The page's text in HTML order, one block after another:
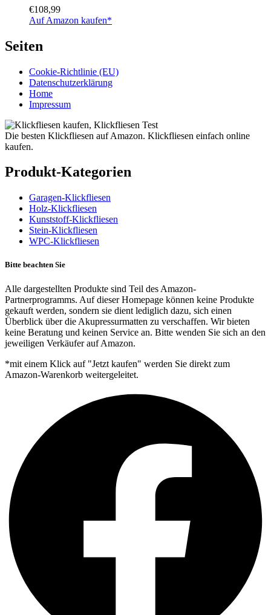
€108,99
Auf Amazon kaufen*
Seiten
Cookie-Richtlinie (EU)
Datenschutzerklärung
Home
Impressum
Die besten Klickfliesen auf Amazon. Klickfliesen einfach online
kaufen.
Produkt-Kategorien
Garagen-Klickfliesen
Holz-Klickfliesen
Kunststoff-Klickfliesen
Stein-Klickfliesen
WPC-Klickfliesen
Bitte beachten Sie
Alle dargestellten Produkte sind Teil des Amazon-
Partnerprogramms. Auf dieser Homepage können keine Produkte
gekauft werden, sondern sie dient lediglich dazu, sich einen
Überblick über die Akupressurmatten zu verschaffen. Wir bieten
keine Beratung und keinen Service an. Bitte wenden Sie sich an den
jeweiligen Verkäufer auf Amazon.
*mit einem Klick auf "Jetzt kaufen" werden Sie direkt zum
Amazon-Warenkorb weitergeleitet.